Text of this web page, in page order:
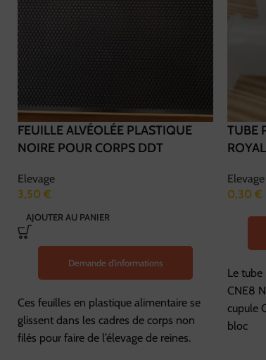
FEUILLE ALVÉOLÉE PLASTIQUE
NOIRE POUR CORPS DDT
Elevage
3,50 €
AJOUTER AU PANIER
Demande d'informations
Ces feuilles en plastique alimentaire se
glissent dans les cadres de corps non
filés pour faire de l’élevage de reines.
TUBE
Elevage
0,30 €
Le
CNE8
cupule
bloc